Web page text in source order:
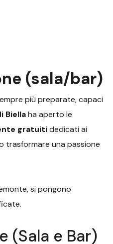
(sala/bar)
più preparate, capaci
Biellaha aperto le
gratuitidedicati ai
trasformare una passione
si pongono
(Sala e Bar)